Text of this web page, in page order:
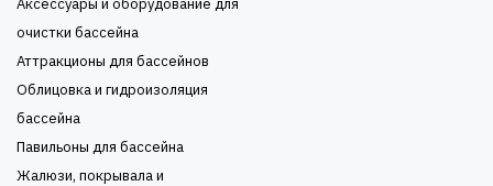
Аксессуары и оборудование для
очистки бассейна
Аттракционы для бассейнов
Облицовка и гидроизоляция
бассейна
Павильоны для бассейна
Жалюзи, покрывала и